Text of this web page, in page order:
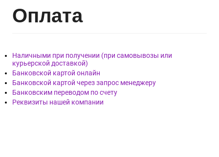
Оплата
Наличными при получении (при самовывозы или
курьерской доставкой)
Банковской картой онлайн
Банковской картой через запрос менеджеру
Банковским переводом по счету
Реквизиты нашей компании